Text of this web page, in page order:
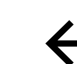
Erbjudanden
Kundklubb